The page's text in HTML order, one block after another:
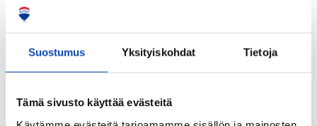
Suostumus Yksityiskohdat Tietoja
Tämä sivusto käyttää evästeitä
ostajille.
Tee ostotoimeksianto ja etsimme juuri